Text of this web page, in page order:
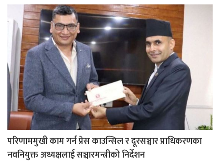
परिणाममुखी काम गर्न प्रेस काउन्सिल र दूरसञ्चार प्राधिकरणका
नवनियुक्त अध्यक्षलाई सञ्चारमन्त्रीको निर्देशन